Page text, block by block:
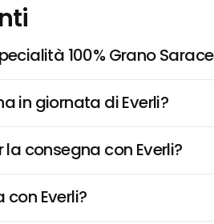
100% Grano
in giornata di Everli?
consegna con Everli?
Everli?